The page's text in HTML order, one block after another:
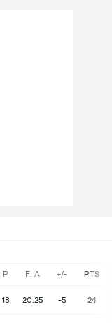
P F: A +/- PTS
18 20:25 -5 24